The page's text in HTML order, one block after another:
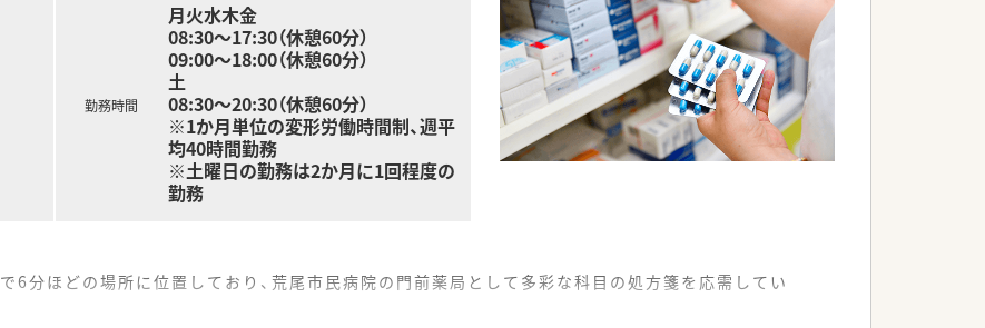
勤務時間
月火水木金
08:30～17:30（休憩60分）
09:00～18:00（休憩60分）
土
08:30～20:30（休憩60分）
※1か月単位の変形労働時間制、週平
均40時間勤務
※土曜日の勤務は2か月に1回程度の
勤務
分ほどの場所に位置しており、荒尾市民病院の門前薬局として多彩な科目の処方箋を応需してい